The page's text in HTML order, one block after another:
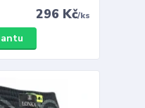
296 Kč/ks